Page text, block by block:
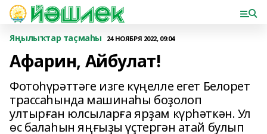
Яңылыҡтар таҫмаһы 24 НОЯБРЯ 2022, 09:04
Афарин, Айбулат!
Фотоһүрәттәге изге күңелле егет Белорет
трассаһында машинаһы боҙолоп
ултырған юлсыларға ярҙам күрһәткән. Ул
өс балаһын яңғыҙы үҫтергән атай булып